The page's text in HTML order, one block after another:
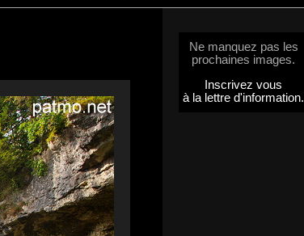
Ne manquez pas les
prochaines images.
Inscrivez vous
à la lettre d'information.